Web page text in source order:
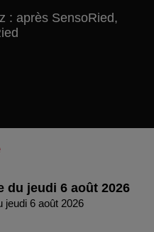
: après SensoRied,
du jeudi 6 août 2026
jeudi 6 août 2026